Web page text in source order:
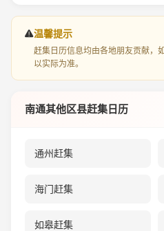
温馨提示
赶集日历信息均由各地朋友贡献，
以实际为准。
南通其他区县赶集日历
通州赶集
海门赶集
如皋赶集